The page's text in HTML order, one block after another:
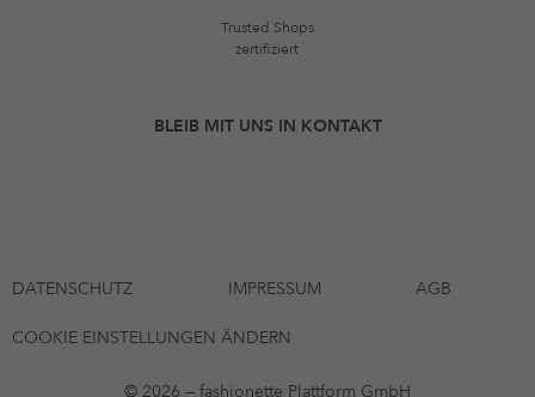
Trusted Shops
zertifiziert
BLEIB MIT UNS IN KONTAKT
DATENSCHUTZ IMPRESSUM AGB
COOKIE EINSTELLUNGEN ÄNDERN
© 2026 — fashionette Plattform GmbH